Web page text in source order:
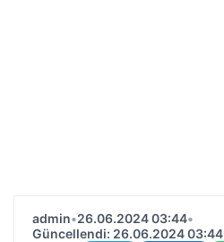
admin•26.06.2024 03:44•
Güncellendi: 26.06.2024 03:44